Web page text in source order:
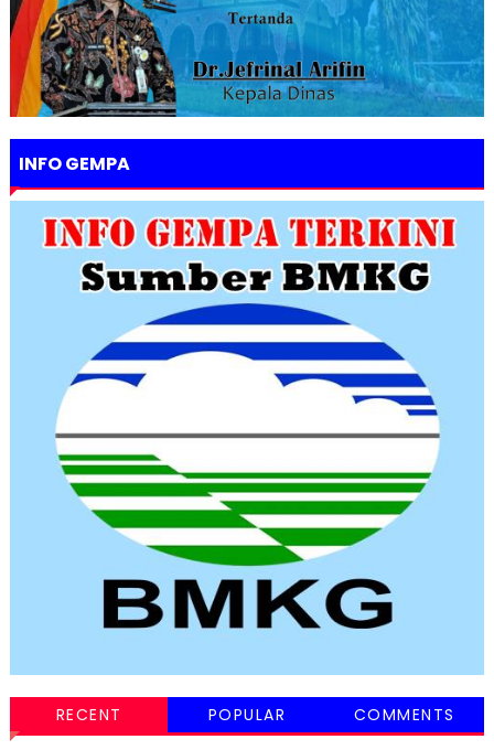
INFO GEMPA
RECENT POPULAR COMMENTS